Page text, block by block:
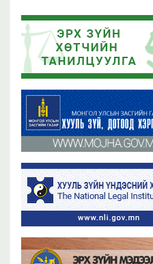
Эрх зүйн хөтчийн цахим
байршсан сургалтын
2023 оны 11 сарын 02
Бүх
Эрх зүйн хөтөч бэлтгэх сургалтын
2019 оны 06 сарын 21